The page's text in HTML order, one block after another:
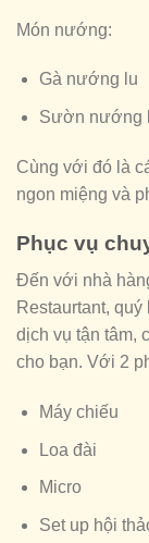
Món nướng:
Gà nướng lu
Sườn nướng
Cùng với đó là
ngon miệng và
Phục vụ
Đến với nhà
Restaurtant,
dịch vụ tận tâm,
cho bạn. Với 2
Máy chiếu
Loa đài
Micro
Set up hội